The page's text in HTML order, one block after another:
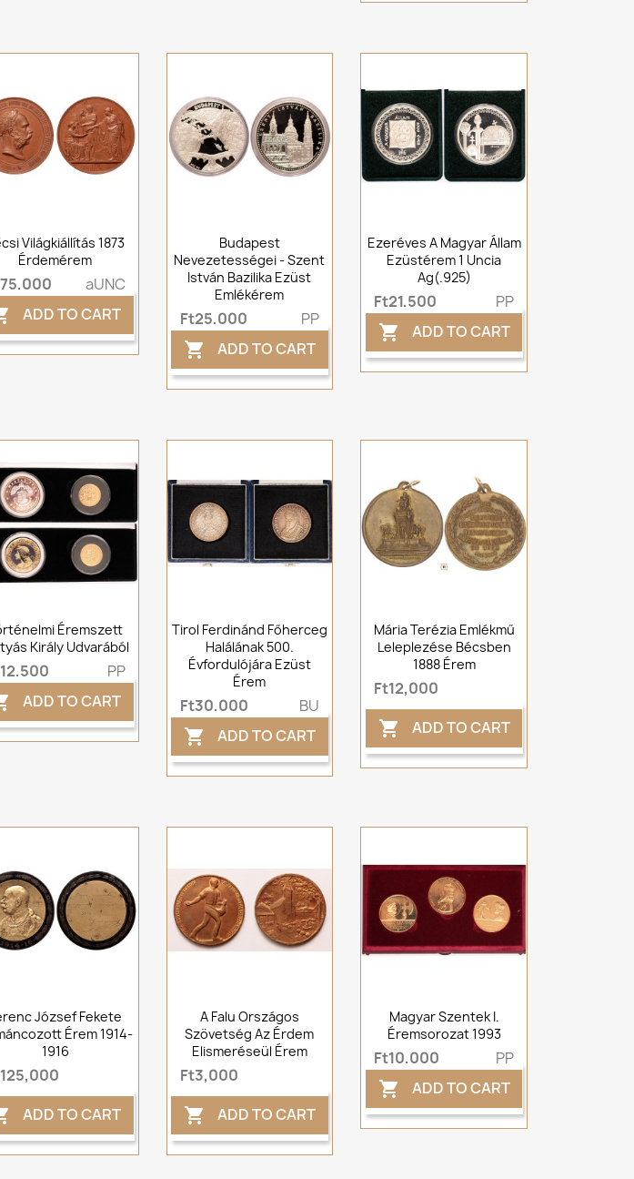
Világkiállítás 1873
Érdemérem
aUNC
ADD TO CART
Budapest
Nevezetességei - Szent
István Bazilika Ezüst
Emlékérem
Ft25,000 PP
 ADD TO CART
Ezeréves A Magyar Állam
Ezüstérem 1 Uncia
Ag(.925)
Ft21,500 PP
 ADD TO CART
Éremszett
Király Udvarából
PP
ADD TO CART
Tirol Ferdinánd Főherceg
Halálának 500.
Évfordulójára Ezüst
Érem
Ft30,000 BU
 ADD TO CART
Mária Terézia Emlékmű
Leleplezése Bécsben
1888 Érem
Ft12,000
 ADD TO CART
József Fekete
Érem 1914-
1916
ADD TO CART
A Falu Országos
Szövetség Az Érdem
Elismeréseül Érem
Ft3,000
 ADD TO CART
Magyar Szentek I.
Éremsorozat 1993
Ft10,000 PP
 ADD TO CART